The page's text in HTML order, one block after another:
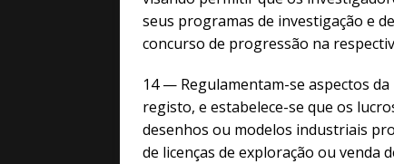
seus programas de investigação e
concurso de progressão na
14 — Regulamentam-se aspectos
registo, e estabelece-se que os
desenhos ou modelos industriais
de licenças de exploração ou venda